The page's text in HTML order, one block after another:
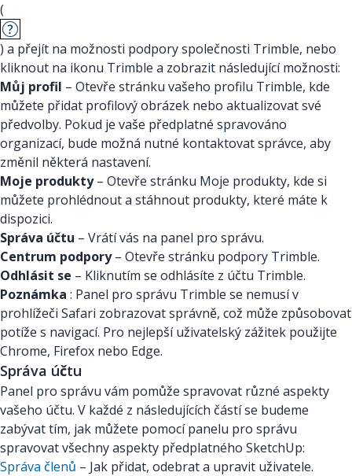
(
) a přejít na možnosti podpory společnosti Trimble, nebo
kliknout na ikonu Trimble a zobrazit následující možnosti:
Můj profil – Otevře stránku vašeho profilu Trimble, kde
můžete přidat profilový obrázek nebo aktualizovat své
předvolby. Pokud je vaše předplatné spravováno
organizací, bude možná nutné kontaktovat správce, aby
změnil některá nastavení.
Moje produkty– Otevře stránku Moje produkty, kde si
můžete prohlédnout a stáhnout produkty, které máte k
dispozici.
Správa účtu – Vrátí vás na panel pro správu.
Centrum podpory– Otevře stránku podpory Trimble.
Odhlásit se – Kliknutím se odhlásíte z účtu Trimble.
Poznámka : Panel pro správu Trimble se nemusí v
prohlížeči Safari zobrazovat správně, což může způsobovat
potíže s navigací. Pro nejlepší uživatelský zážitek použijte
Chrome, Firefox nebo Edge.
Správa účtu
Panel pro správu vám pomůže spravovat různé aspekty
vašeho účtu. V každé z následujících částí se budeme
zabývat tím, jak můžete pomocí panelu pro správu
spravovat všechny aspekty předplatného SketchUp:
Správa členů – Jak přidat, odebrat a upravit uživatele.